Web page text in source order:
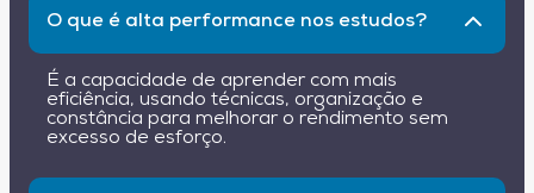
O que é alta performance nos estudos?
É a capacidade de aprender com mais
eficiência, usando técnicas, organização e
constância para melhorar o rendimento sem
excesso de esforço.